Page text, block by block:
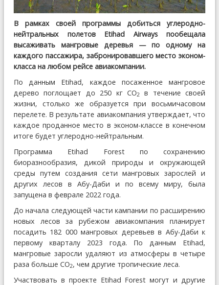
В рамках своей программы добиться углеродно-
нейтральных полетов Etihad Airways пообещала
высаживать мангровые деревья — по одному на
каждого пассажира, забронировавшего место эконом-
класса на любом рейсе авиакомпании.
По данным Etihad, каждое посаженное мангровое
дерево поглощает до 250 кг CO2
в течение своей
жизни, столько же образуется при восьмичасовом
перелете. В результате авиакомпания утверждает, что
каждое проданное место в эконом-классе в конечном
итоге будет углеродно-нейтральным.
Программа Etihad Forest по сохранению
биоразнообразия, дикой природы и окружающей
среды путем создания сети мангровых зарослей и
других лесов в Абу-Даби и по всему миру, была
запущена в феврале 2022 года.
До начала следующей части кампании по расширению
новых лесов за рубежом авиакомпания планирует
посадить 182 000 мангровых деревьев в Абу-Даби к
первому кварталу 2023 года. По данным Etihad,
мангровые заросли удаляют из атмосферы в четыре
раза больше CO2, чем другие тропические леса.
Участвовать в проекте Etihad Forest могут и другие